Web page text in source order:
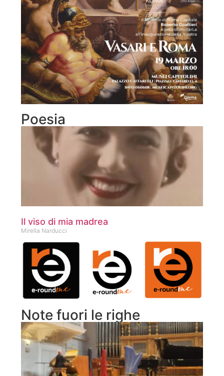
Poesia
Il viso di mia madrea
Mirella Narducci
Note fuori le righe